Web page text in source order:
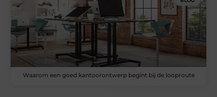
Waarom een goed kantoorontwerp begint bij de looproute